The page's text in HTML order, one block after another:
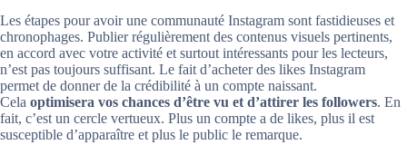
Les étapes pour avoir une communauté Instagram sont fastidieuses et
chronophages. Publier régulièrement des contenus visuels pertinents,
en accord avec votre activité et surtout intéressants pour les lecteurs,
n’est pas toujours suffisant. Le fait d’acheter des likes Instagram
permet de donner de la crédibilité à un compte naissant.
Cela optimisera vos chances d’être vu et d’attirer les followers. En
fait, c’est un cercle vertueux. Plus un compte a de likes, plus il est
susceptible d’apparaître et plus le public le remarque.